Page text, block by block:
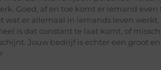
Goed, af en toe komt er iemand even
wat er allemaal in iemands leven werkt.
is dat constant te laat komt, of
Jouw bedrijf is echter een groot